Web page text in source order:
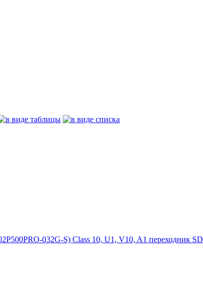
032G-S) Class 10, U1, V10, A1 переходник SD